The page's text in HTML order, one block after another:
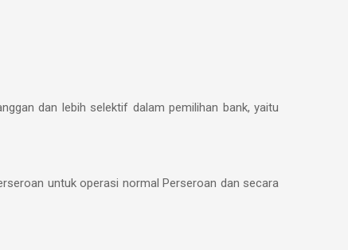
dan lebih selektif dalam pemilihan bank, yaitu
untuk operasi normal Perseroan dan secara